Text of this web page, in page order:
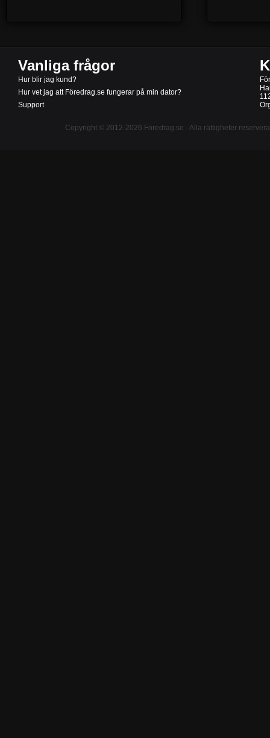
Vanliga frågor
Hur blir jag kund?
Hur vet jag att Föredrag.se fungerar på min dator?
Support
Copyright © 2012-2026 Föredrag.se - Alla rättigheter